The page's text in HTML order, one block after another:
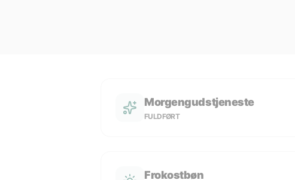
Morgengudstjeneste
FULDFØRT
Frokostbøn